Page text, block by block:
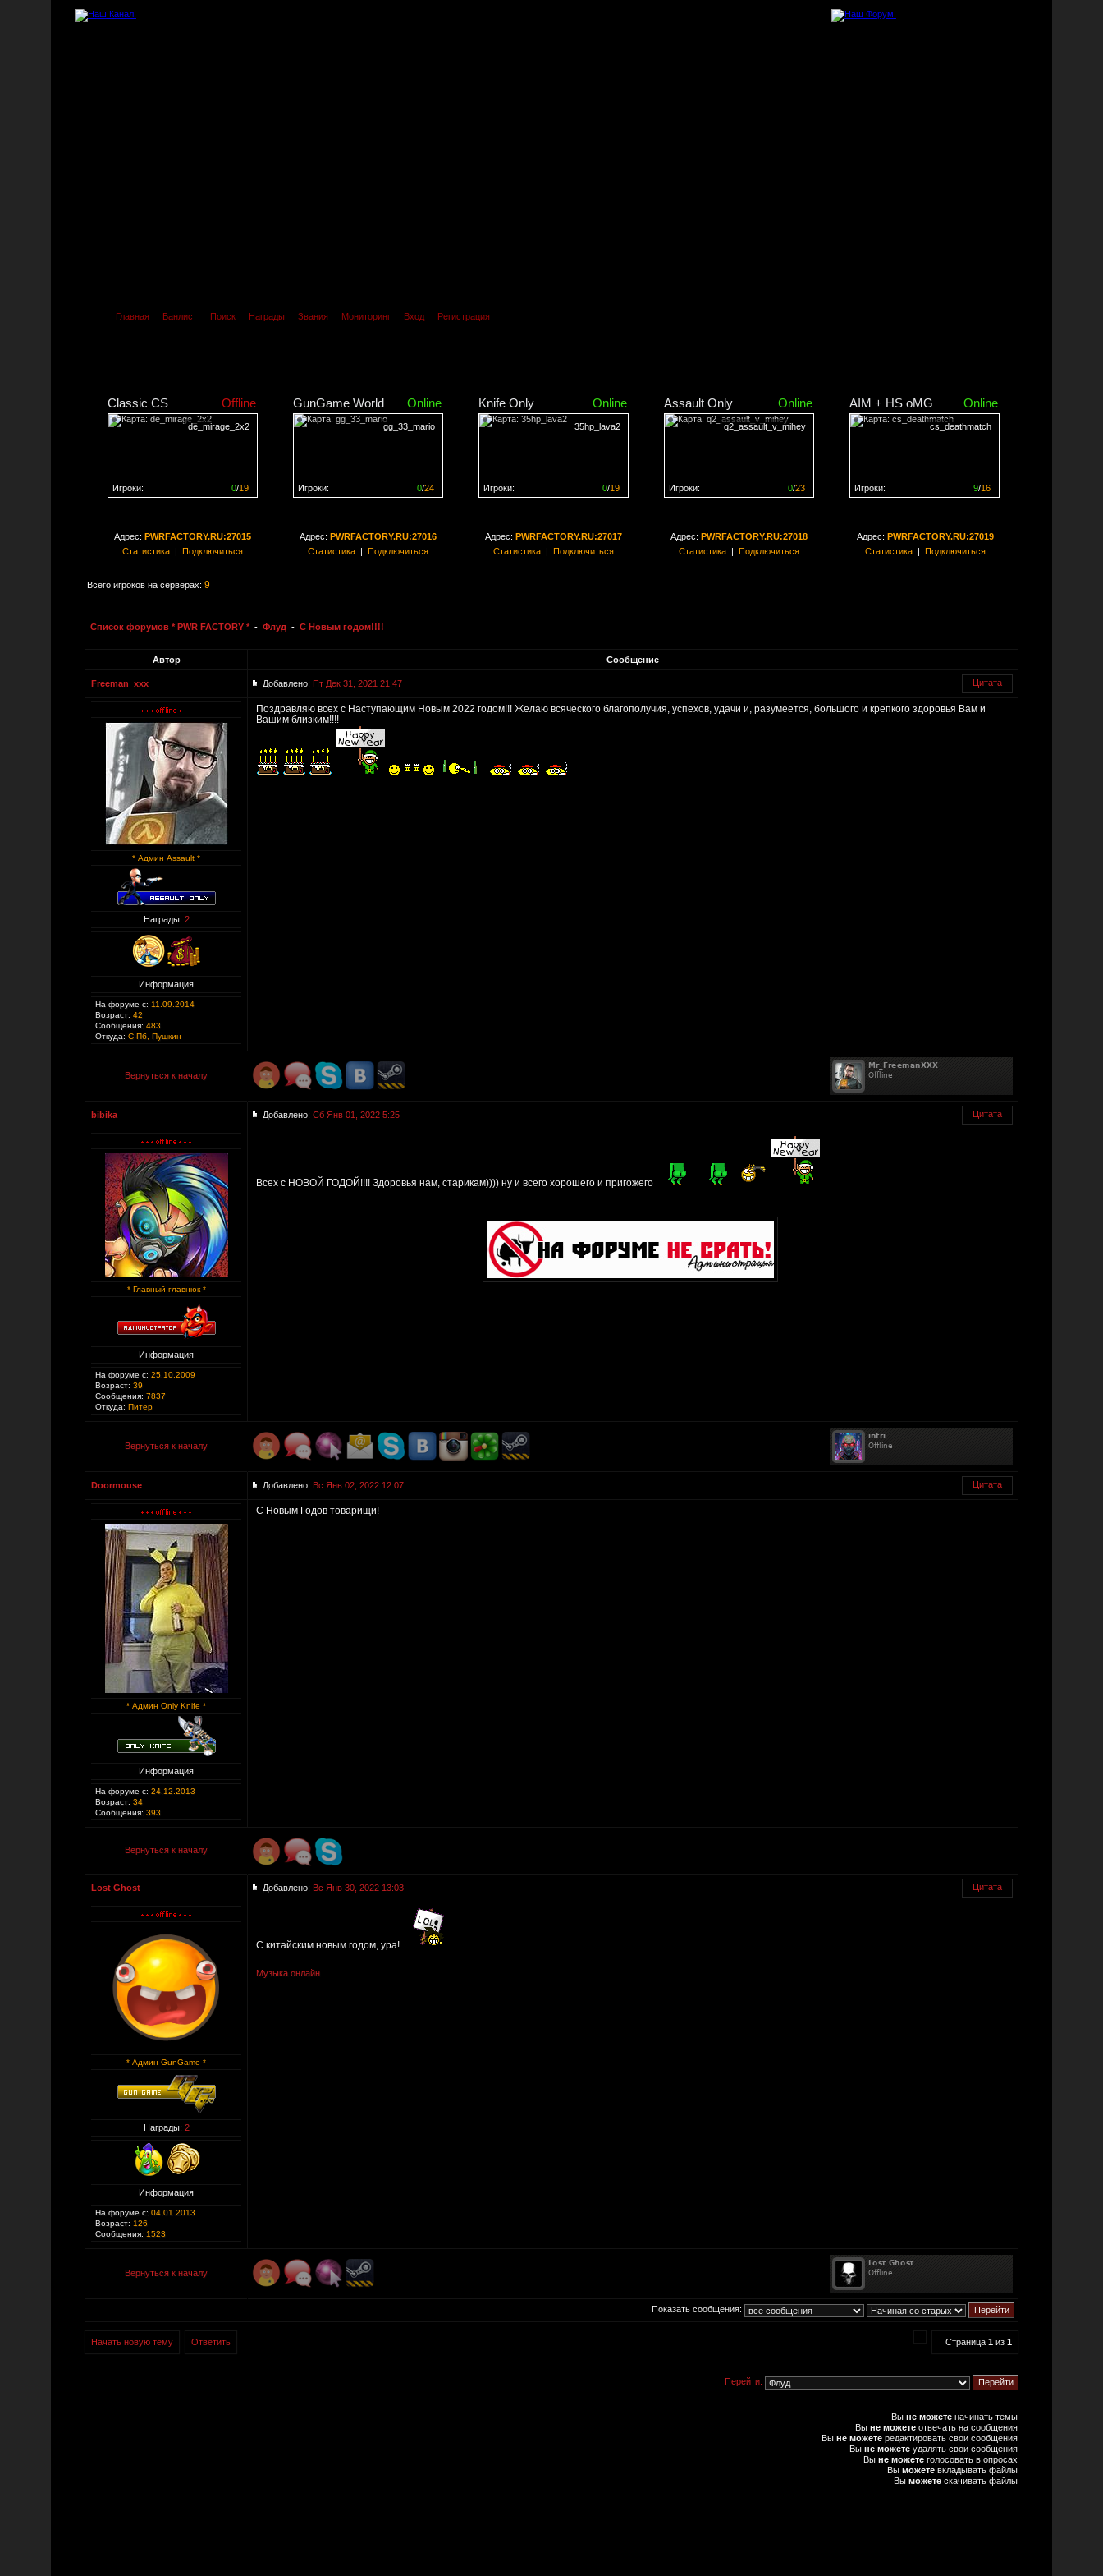
Главная Банлист Поиск Награды Звания Мониторинг Вход Регистрация
Classic CS Offline
de_mirage_2x2
0/19
Игроки:
GunGame World Online
gg_33_mario
0/24
Игроки:
Knife Only Online
35hp_lava2
0/19
Игроки:
Assault Only Online
q2_assault_v_mihey
0/23
Игроки:
AIM + HS oMG Online
cs_deathmatch
9/16
Игроки:
Адрес: PWRFACTORY.RU:27015
Статистика| Подключиться
Адрес: PWRFACTORY.RU:27016
Статистика| Подключиться
Адрес: PWRFACTORY.RU:27017
Статистика| Подключиться
Адрес: PWRFACTORY.RU:27018
Статистика| Подключиться
Адрес: PWRFACTORY.RU:27019
Статистика| Подключиться
Всего игроков на серверах: 9
Список форумов * PWR FACTORY * - Флуд - С Новым годом!!!!
Автор Сообщение
Freeman_xxx Добавлено: Пт Дек 31, 2021 21:47 Цитата
* Админ Assault *
Награды: 2
Информация
На форуме с: 11.09.2014
Возраст: 42
Сообщения: 483
Откуда: С-Пб, Пушкин
Поздравляю всех с Наступающим Новым 2022 годом!!! Желаю всяческого благополучия, успехов, удачи и, разумеется, большого и крепкого здоровья Вам и
Вашим близким!!!!
Вернуться к началу
bibika Добавлено: Сб Янв 01, 2022 5:25 Цитата
* Главный главнюк *
Информация
На форуме с: 25.10.2009
Возраст: 39
Сообщения: 7837
Откуда: Питер
Всех с НОВОЙ ГОДОЙ!!!! Здоровья нам, старикам)))) ну и всего хорошего и пригожего
Вернуться к началу
Doormouse Добавлено: Вс Янв 02, 2022 12:07 Цитата
* Админ Only Knife *
Информация
На форуме с: 24.12.2013
Возраст: 34
Сообщения: 393
С Новым Годов товарищи!
Вернуться к началу
Lost Ghost Добавлено: Вс Янв 30, 2022 13:03 Цитата
* Админ GunGame *
Награды: 2
Информация
На форуме с: 04.01.2013
Возраст: 126
Сообщения: 1523
С китайским новым годом, ура!
Музыка онлайн
Вернуться к началу
Показать сообщения:
Страница 1 из 1
Начать новую тему Ответить
Перейти:
Вы не можете начинать темы
Вы не можете отвечать на сообщения
Вы не можете редактировать свои сообщения
Вы не можете удалять свои сообщения
Вы не можете голосовать в опросах
Вы можете вкладывать файлы
Вы можете скачивать файлы